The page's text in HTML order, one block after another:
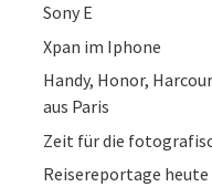
Sony E
Xpan im Iphone
Handy, Honor,
aus Paris
Zeit für die
Reisereportage heute